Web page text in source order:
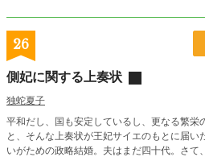
26
側妃に関する上奏状
独蛇夏子
平和だし、国も安定しているし、更なる繁
と、そんな上奏状が王妃サイエのもとに届い
いがための政略結婚。夫はまだ四十代。さて